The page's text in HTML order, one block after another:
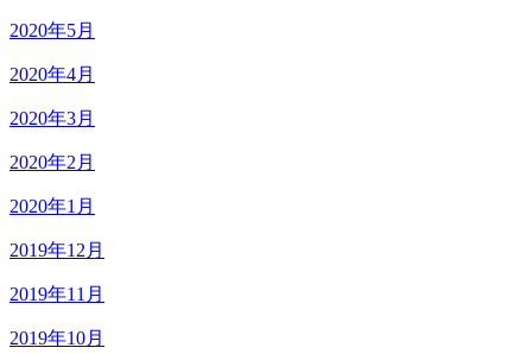
2020年5月
2020年4月
2020年3月
2020年2月
2020年1月
2019年12月
2019年11月
2019年10月